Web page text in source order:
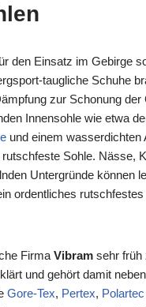
den Einsatz im Gebirge
taugliche Schuhe
zur Schonung der
Innensohle wie etwa
und einem wasserdichten
Sohle. Nässe,
Untergründe können
ordentliches
Firma Vibram sehr früh
und gehört damit
Gore-Tex, Pertex, Polartec